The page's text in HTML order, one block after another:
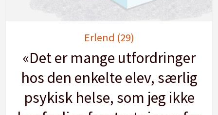
Erlend (29)
«Det er mange utfordringer
hos den enkelte elev, særlig
psykisk helse, som jeg ikke